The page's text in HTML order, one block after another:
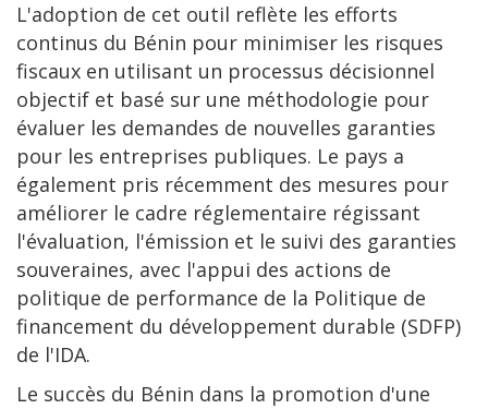
L'adoption de cet outil reflète les efforts
continus du Bénin pour minimiser les risques
fiscaux en utilisant un processus décisionnel
objectif et basé sur une méthodologie pour
évaluer les demandes de nouvelles garanties
pour les entreprises publiques. Le pays a
également pris récemment des mesures pour
améliorer le cadre réglementaire régissant
l'évaluation, l'émission et le suivi des garanties
souveraines, avec l'appui des actions de
politique de performance de la Politique de
financement du développement durable (SDFP)
de l'IDA.
Le succès du Bénin dans la promotion d'une